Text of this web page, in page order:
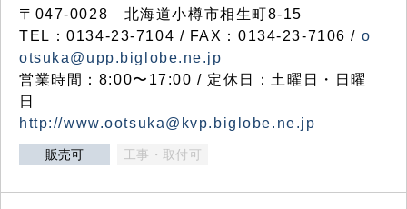
〒047-0028 北海道小樽市相生町8-15
TEL：0134-23-7104 / FAX：0134-23-7106 / o
otsuka@upp.biglobe.ne.jp
営業時間：8:00〜17:00 / 定休日：土曜日・日曜
日
http://www.ootsuka@kvp.biglobe.ne.jp
販売可 工事・取付可